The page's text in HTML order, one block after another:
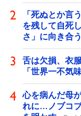
「死ぬとか言
を残して自死
さ」に向き合
舌は欠損、衣
「世界一不気
心を病んだ母
れに…ノブコ